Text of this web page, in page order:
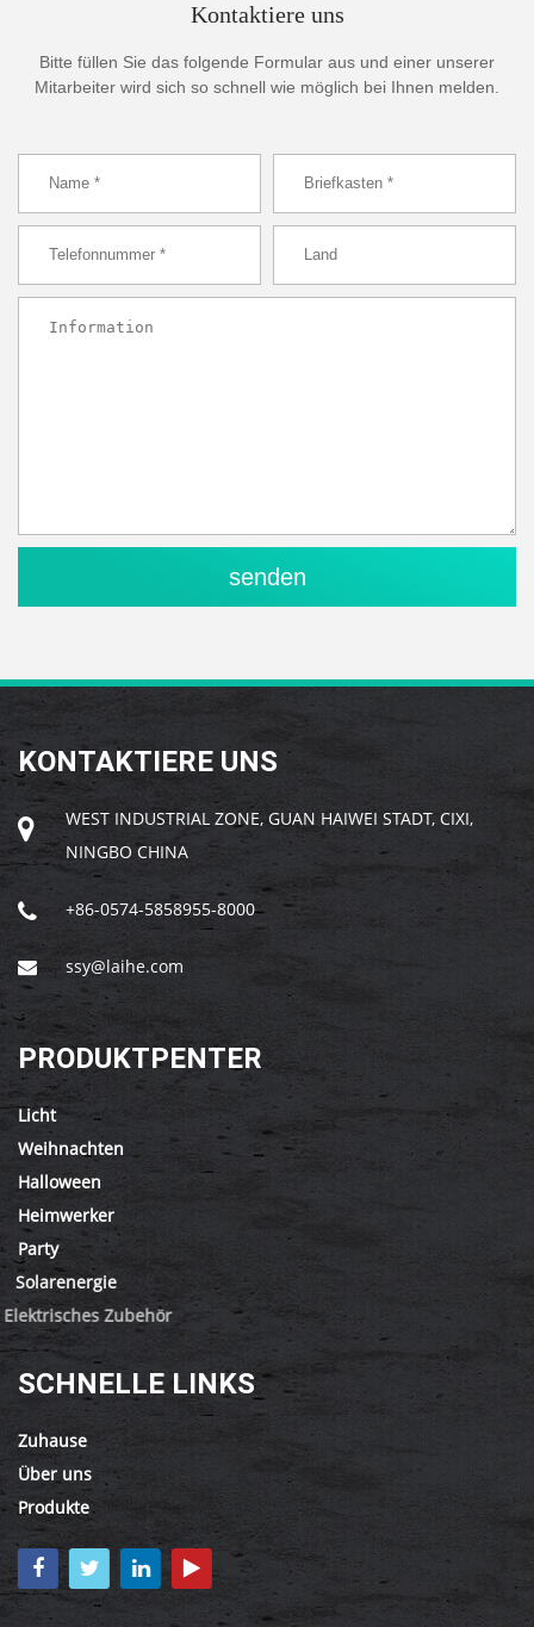
Kontaktiere uns
Bitte füllen Sie das folgende Formular aus und einer unserer
Mitarbeiter wird sich so schnell wie möglich bei Ihnen melden.
KONTAKTIERE UNS
WEST INDUSTRIAL ZONE, GUAN HAIWEI STADT, CIXI,
NINGBO CHINA
+86-0574-5858955-8000
ssy@laihe.com
PRODUKTPENTER
Licht
Weihnachten
Halloween
Heimwerker
Party
Solarenergie
Elektrisches Zubehör
SCHNELLE LINKS
Zuhause
Über uns
Produkte